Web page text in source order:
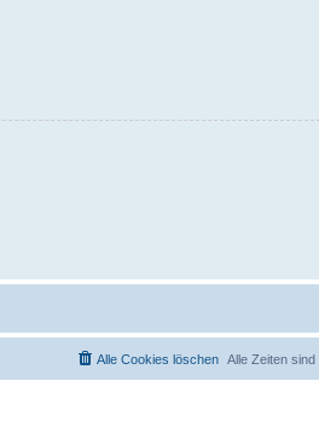
Alle Zeiten sind
Alle Cookies löschen